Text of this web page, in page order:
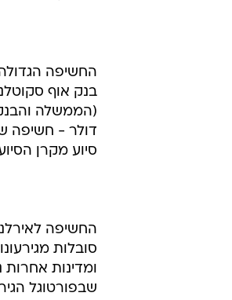
החשיפה
דולר - חשיפה
סיוע מקרן
החשיפה
סובלות
ומדינות